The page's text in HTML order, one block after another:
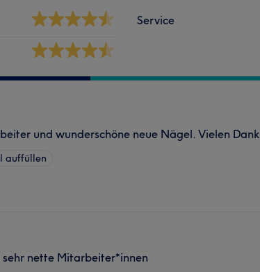
Service
und wunderschöne neue Nägel. Vielen Dank
auffüllen
sehr nette Mitarbeiter*innen